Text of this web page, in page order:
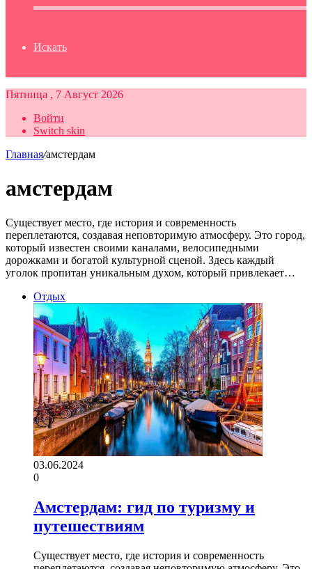
Искать
Пятница , 7 Август 2026
Войти
Switch skin
Главная/амстердам
амстердам
Существует место, где история и современность
переплетаются, создавая неповторимую атмосферу. Это город,
который известен своими каналами, велосипедными
дорожками и богатой культурной сценой. Здесь каждый
уголок пропитан уникальным духом, который привлекает…
Отдых
03.06.2024
0
Амстердам: гид по туризму и
путешествиям
Существует место, где история и современность